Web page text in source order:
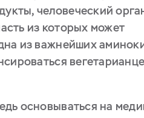
человеческий
из которых может
из важнейших
основываться на